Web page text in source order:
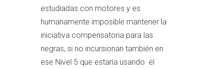
estudiadas con motores y es
humanamente imposible mantener la
iniciativa compensatoria para las
negras, si no incursionan también en
ese Nivel 5 que estaría usando el